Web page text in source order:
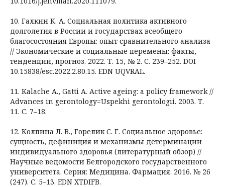
10. Галкин К. А. Социальная политика активного
долголетия в России и государствах всеобщего
благосостояния Европы: опыт сравнительного анализа
// Экономические и социальные перемены: факты,
тенденции, прогноз. 2022. Т. 15, № 2. С. 239–252. DOI
10.15838/esc.2022.2.80.15. EDN UQVRAL.
11. Kalache A., Gatti A. Active ageing: a policy framework //
Advances in gerontology=Uspekhi gerontologii. 2003. Т.
11. С. 7–18.
12. Колпина Л. В., Горелик С. Г. Социальное здоровье:
сущность, дефиниция и механизмы детерминации
индивидуального здоровья (литературный обзор) //
Научные ведомости Белгородского государственного
университета. Серия: Медицина. Фармация. 2016. № 26
(247). С. 5–13. EDN XTDIFB.